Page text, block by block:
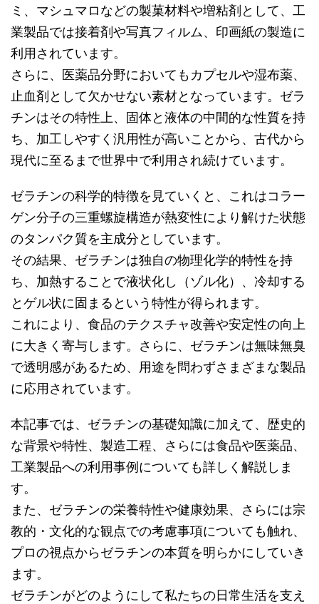
ミ、マシュマロなどの製菓材料や増粘剤として、工
業製品では接着剤や写真フィルム、印画紙の製造に
利用されています。
さらに、医薬品分野においてもカプセルや湿布薬、
止血剤として欠かせない素材となっています。ゼラ
チンはその特性上、固体と液体の中間的な性質を持
ち、加工しやすく汎用性が高いことから、古代から
現代に至るまで世界中で利用され続けています。
ゼラチンの科学的特徴を見ていくと、これはコラー
ゲン分子の三重螺旋構造が熱変性により解けた状態
のタンパク質を主成分としています。
その結果、ゼラチンは独自の物理化学的特性を持
ち、加熱することで液状化し（ゾル化）、冷却する
とゲル状に固まるという特性が得られます。
これにより、食品のテクスチャ改善や安定性の向上
に大きく寄与します。さらに、ゼラチンは無味無臭
で透明感があるため、用途を問わずさまざまな製品
に応用されています。
本記事では、ゼラチンの基礎知識に加えて、歴史的
な背景や特性、製造工程、さらには食品や医薬品、
工業製品への利用事例についても詳しく解説しま
す。
また、ゼラチンの栄養特性や健康効果、さらには宗
教的・文化的な観点での考慮事項についても触れ、
プロの視点からゼラチンの本質を明らかにしていき
ます。
ゼラチンがどのようにして私たちの日常生活を支え